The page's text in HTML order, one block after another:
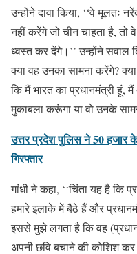
उन्होंने दावा किया, ‘‘वे मूलतः
नहीं करेंगे जो चीन चाहता है, तो
ध्वस्त कर देंगे।’’ उन्होंने सवाल
क्या वह उनका सामना करेंगे?
कि मैं भारत का प्रधानमंत्री हूं, मैं
मुकाबला करूंगा या वो उनके
उत्तर प्रदेश पुलिस ने 50 हजार
गिरफ्तार
गांधी ने कहा, ‘‘चिंता यह है कि
हमारे इलाके में बैठे हैं और
इससे मुझे लगता है कि वह
अपनी छवि बचाने की कोशिश कर